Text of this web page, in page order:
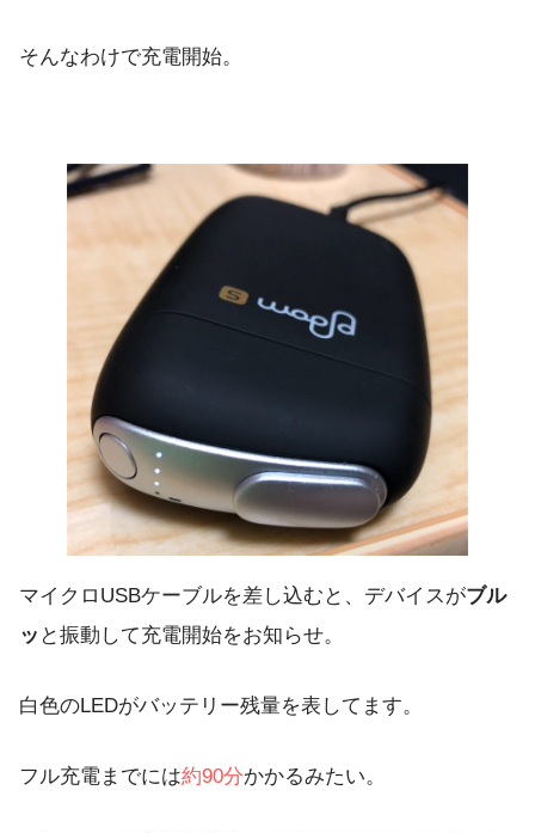
そんなわけで充電開始。
マイクロUSBケーブルを差し込むと、デバイスがブル
ッ と振動して充電開始をお知らせ。
白色のLEDがバッテリー残量を表してます。
フル充電までには約90分かかるみたい。